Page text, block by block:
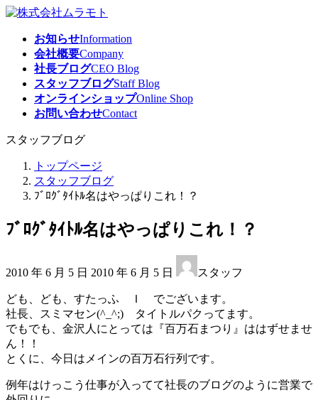
コ
プ
ナ
動
お知らせInformation
会社概要Company
社長ブログCEO Blog
スタッフブログStaff Blog
オンラインショップOnline Shop
お問い合わせContact
スタッフブログ
トップページ
スタッフブログ
ﾌﾞﾛｸﾞﾀｲﾄﾙ名はやっぱりこれ！？
ﾌﾞﾛｸﾞﾀｲﾄﾙ名はやっぱりこれ！？
2010 年 6 月 5 日 終
新
日
時
2010 年 6 月 5 日 スタッフ
ども、ども、すたっふ Ｉ でございます。
社長、スミマセン(^_^;) タイトルパクってます。
でもでも、金沢人にとっては『百万石まつり』ははずせませ
ん！！
とくに、今日はメインの百万石行列です。
例年はけっこう仕事が入ってて社長のブログのように営業で